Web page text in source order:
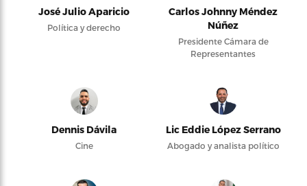
José Julio Aparicio
Política y derecho
Carlos Johnny Méndez
Núñez
Presidente Cámara de
Representantes
Dennis Dávila
Cine
Lic Eddie López Serrano
Abogado y analista político